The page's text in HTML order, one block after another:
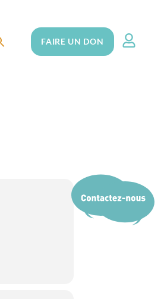
Search
Search Button
FAIRE UN DON